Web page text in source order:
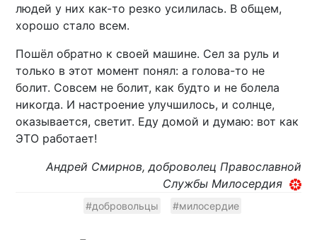
людей у них как-то резко усилилась. В общем,
хорошо стало всем.
Пошёл обратно к своей машине. Сел за руль и
только в этот момент понял: а голова-то не
болит. Совсем не болит, как будто и не болела
никогда. И настроение улучшилось, и солнце,
оказывается, светит. Еду домой и думаю: вот как
ЭТО работает!
Андрей Смирнов, доброволец Православной
Службы Милосердия
#добровольцы #милосердие